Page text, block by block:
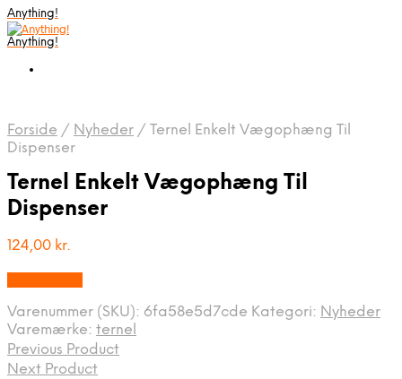
Anything!
Anything!
Forside / Nyheder / Ternel Enkelt Vægophæng Til
Dispenser
Ternel Enkelt Vægophæng Til
Dispenser
124,00 kr.
Varenummer (SKU): 6fa58e5d7cde Kategori: Nyheder
Varemærke: ternel
Previous Product
Next Product